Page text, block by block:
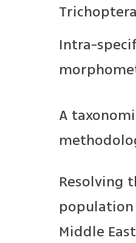
Intra-
A
Resolving
Middle